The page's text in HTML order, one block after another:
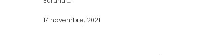
17 novembre, 2021